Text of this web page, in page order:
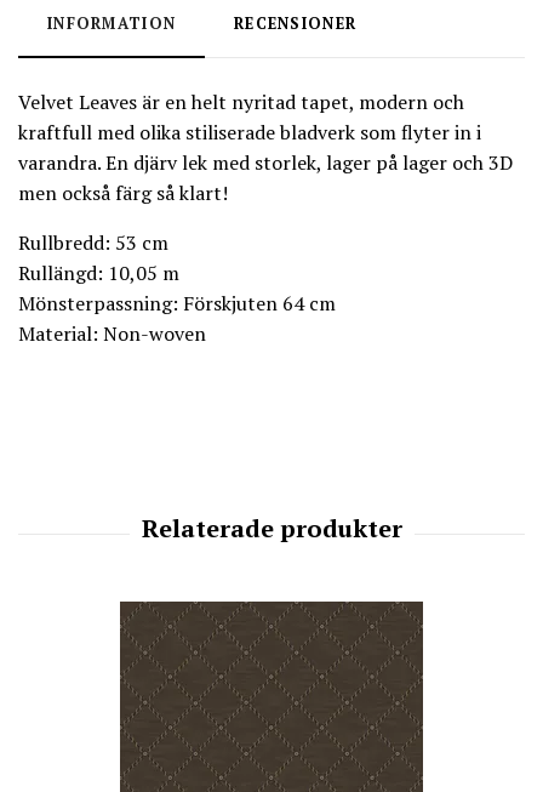
INFORMATION RECENSIONER
Velvet Leaves är en helt nyritad tapet, modern och
kraftfull med olika stiliserade bladverk som flyter in i
varandra. En djärv lek med storlek, lager på lager och 3D
men också färg så klart!
Rullbredd: 53 cm
Rullängd: 10,05 m
Mönsterpassning: Förskjuten 64 cm
Material: Non-woven